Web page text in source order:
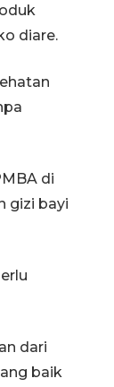
diare.
di
gizi bayi
dari
baik